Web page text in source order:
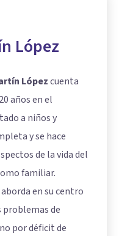
López
Lópezcuenta
años en el
a niños y
y se hace
de la vida del
familiar.
en su centro
de
por déficit de